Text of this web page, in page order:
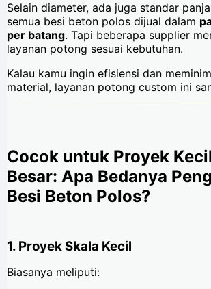
Selain diameter, ada juga standar
semua besi beton polos dijual dalam
per batang. Tapi beberapa supplier
layanan potong sesuai kebutuhan.
Kalau kamu ingin efisiensi dan
material, layanan potong custom ini
Cocok untuk Proyek
Besar: Apa Bedanya
Besi Beton Polos?
1. Proyek Skala Kecil
Biasanya meliputi: